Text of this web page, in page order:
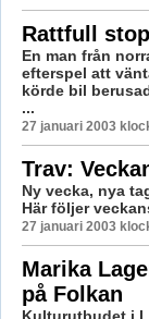
Rattfull
En man från
efterspel att
körde bil
...
27 januari 2003
Trav:
Ny vecka, nya
Här följer
27 januari 2003
Marika
på Folkan